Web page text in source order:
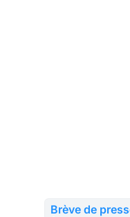
Brève de